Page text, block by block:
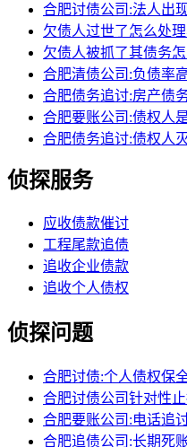
合肥讨债公司:法人出
欠债人过世了怎么处
欠债人被抓了其债务
合肥清债公司:负债率
合肥债务追讨:房产债
合肥要账公司:债权人
合肥债务追讨:债权人
侦探服务
应收债款催讨
工程尾款追债
追收企业债款
追收个人债权
侦探问题
合肥讨债:个人债权保
合肥讨债公司针对性
合肥要账公司:电话追
合肥追债公司:长期死